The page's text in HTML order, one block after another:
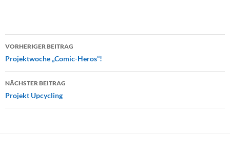
Beitragsnavigation
VORHERIGER BEITRAG
Projektwoche „Comic-Heros“!
NÄCHSTER BEITRAG
Projekt Upcycling